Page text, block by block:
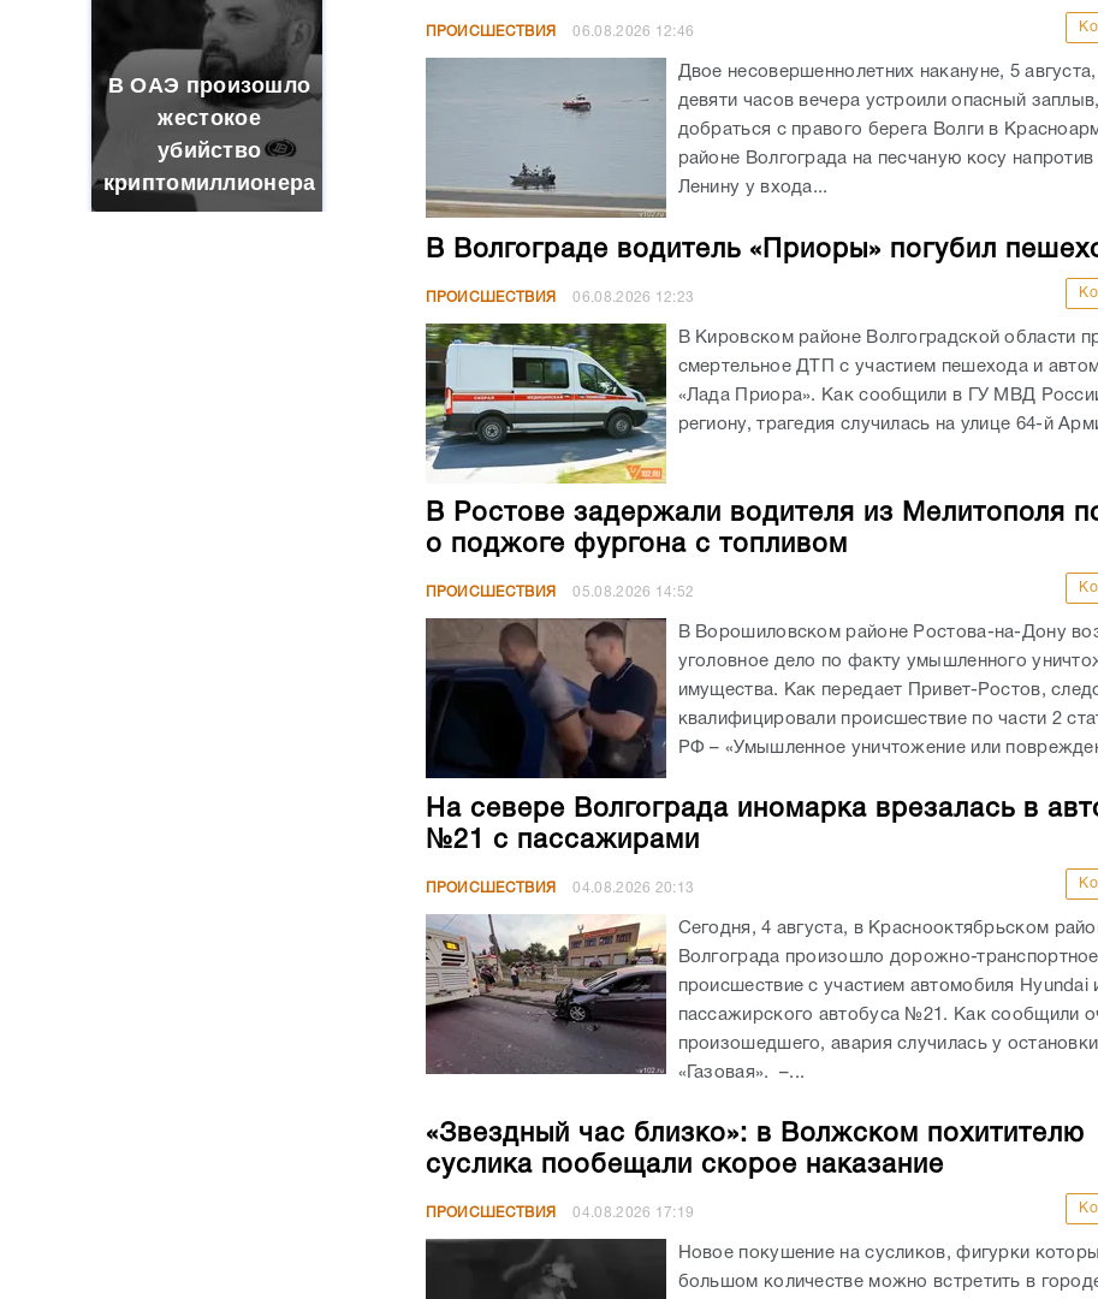
В ОАЭ произошло
жестокое
убийство
криптомиллионера
ПРОИСШЕСТВИЯ 06.08.2026 12:46
Двое несовершеннолетних накануне, 5
девяти часов вечера устроили опасный
добраться с правого берега Волги в
районе Волгограда на песчаную косу напротив
Ленину у входа...
В Волгограде водитель «Приоры» погубил
ПРОИСШЕСТВИЯ 06.08.2026 12:23
В Кировском районе Волгоградской области
смертельное ДТП с участием пешехода и
«Лада Приора». Как сообщили в ГУ МВД
региону, трагедия случилась на улице 64-й
В Ростове задержали водителя из Мелитополя
о поджоге фургона с топливом
ПРОИСШЕСТВИЯ 05.08.2026 14:52
В Ворошиловском районе Ростова-на-Дону
уголовное дело по факту умышленного
имущества. Как передает Привет-Ростов,
квалифицировали происшествие по части 2
РФ – «Умышленное уничтожение или
На севере Волгограда иномарка врезалась в
№21 с пассажирами
ПРОИСШЕСТВИЯ 04.08.2026 20:13
Сегодня, 4 августа, в Краснооктябрьском
Волгограда произошло дорожно-транспортное
происшествие с участием автомобиля Hyundai
пассажирского автобуса №21. Как сообщили
произошедшего, авария случилась у остановки
«Газовая». –...
«Звездный час близко»: в Волжском похитителю
суслика пообещали скорое наказание
ПРОИСШЕСТВИЯ 04.08.2026 17:19
Новое покушение на сусликов, фигурки
большом количестве можно встретить в